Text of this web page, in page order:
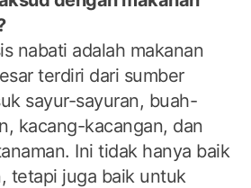
nabati adalah makanan
terdiri dari sumber
sayur-sayuran, buah-
kacang-kacangan, dan
Ini tidak hanya baik
tetapi juga baik untuk